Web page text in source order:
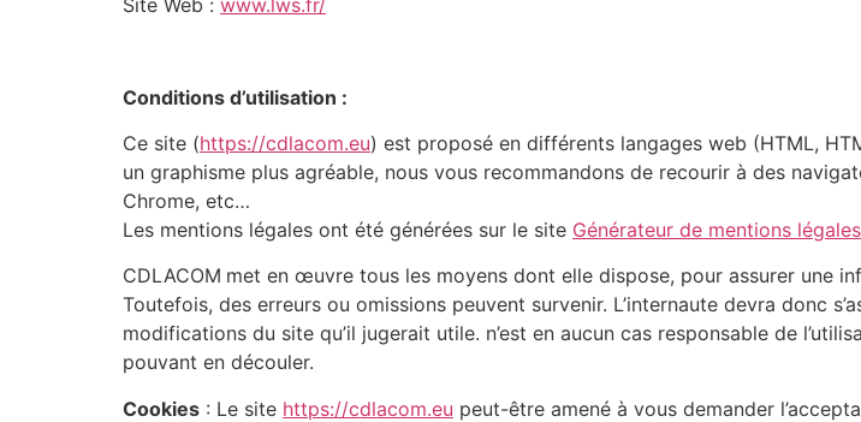
Conditions d’utilisation :
Ce site (https://cdlacom.eu) est proposé en différents langages web (HTML,
un graphisme plus agréable, nous vous recommandons de recourir à des
Chrome, etc…
Les mentions légales ont été générées sur le site Générateur de mentions légales
CDLACOM met en œuvre tous les moyens dont elle dispose, pour assurer une
Toutefois, des erreurs ou omissions peuvent survenir. L’internaute devra donc
modifications du site qu’il jugerait utile. n’est en aucun cas responsable de
pouvant en découler.
Cookies : Le site https://cdlacom.eu peut-être amené à vous demander